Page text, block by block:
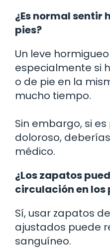
¿Es normal sentir
pies?
Un leve
especialmente si
o de pie en la
mucho tiempo.
Sin embargo, si
doloroso,
médico.
¿Los zapatos
circulación en los
Sí, usar zapatos
ajustados puede
sanguíneo.